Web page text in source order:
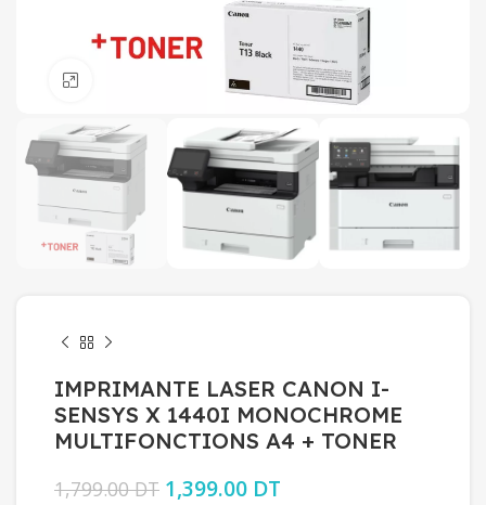
IMPRIMANTE LASER CANON I-
SENSYS X 1440I MONOCHROME
MULTIFONCTIONS A4 + TONER
1,799.00DT Le prix initial était : 1,799.00 DT.
1,399.00 DT